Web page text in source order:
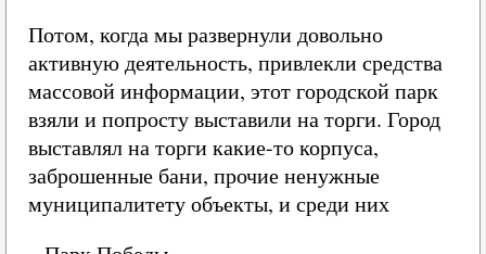
Потом, когда мы развернули довольно
активную деятельность, привлекли средства
массовой информации, этот городской парк
взяли и попросту выставили на торги. Город
выставлял на торги какие-то корпуса,
заброшенные бани, прочие ненужные
муниципалитету объекты, и среди них